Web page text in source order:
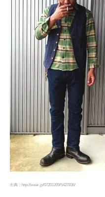
出典：http://wear.jp/07201209/5427836/